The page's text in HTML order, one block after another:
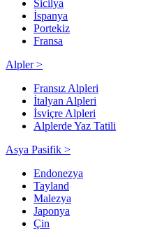
Sicilya
İspanya
Portekiz
Fransa
Alpler >
Fransız Alpleri
İtalyan Alpleri
İsviçre Alpleri
Alplerde Yaz Tatili
Asya Pasifik >
Endonezya
Tayland
Malezya
Japonya
Çin